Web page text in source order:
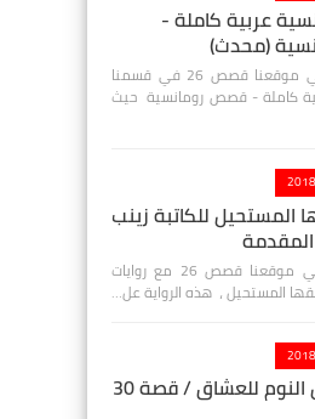
عربية كاملة -
(محدث)
مرحباً بكم أصدقائي وأحبابي في موقعنا قصص 26 في قسمنا
كاملة - قصص رومانسية حيث
المستحيل للكاتبة زينب
مرحباً بكم أصدقائي وأحبابي في موقعنا قصص 26 مع روايات
المستحيل ، هذه الرواية عل…
حواديت قبل النوم للعشاق / قصة 30